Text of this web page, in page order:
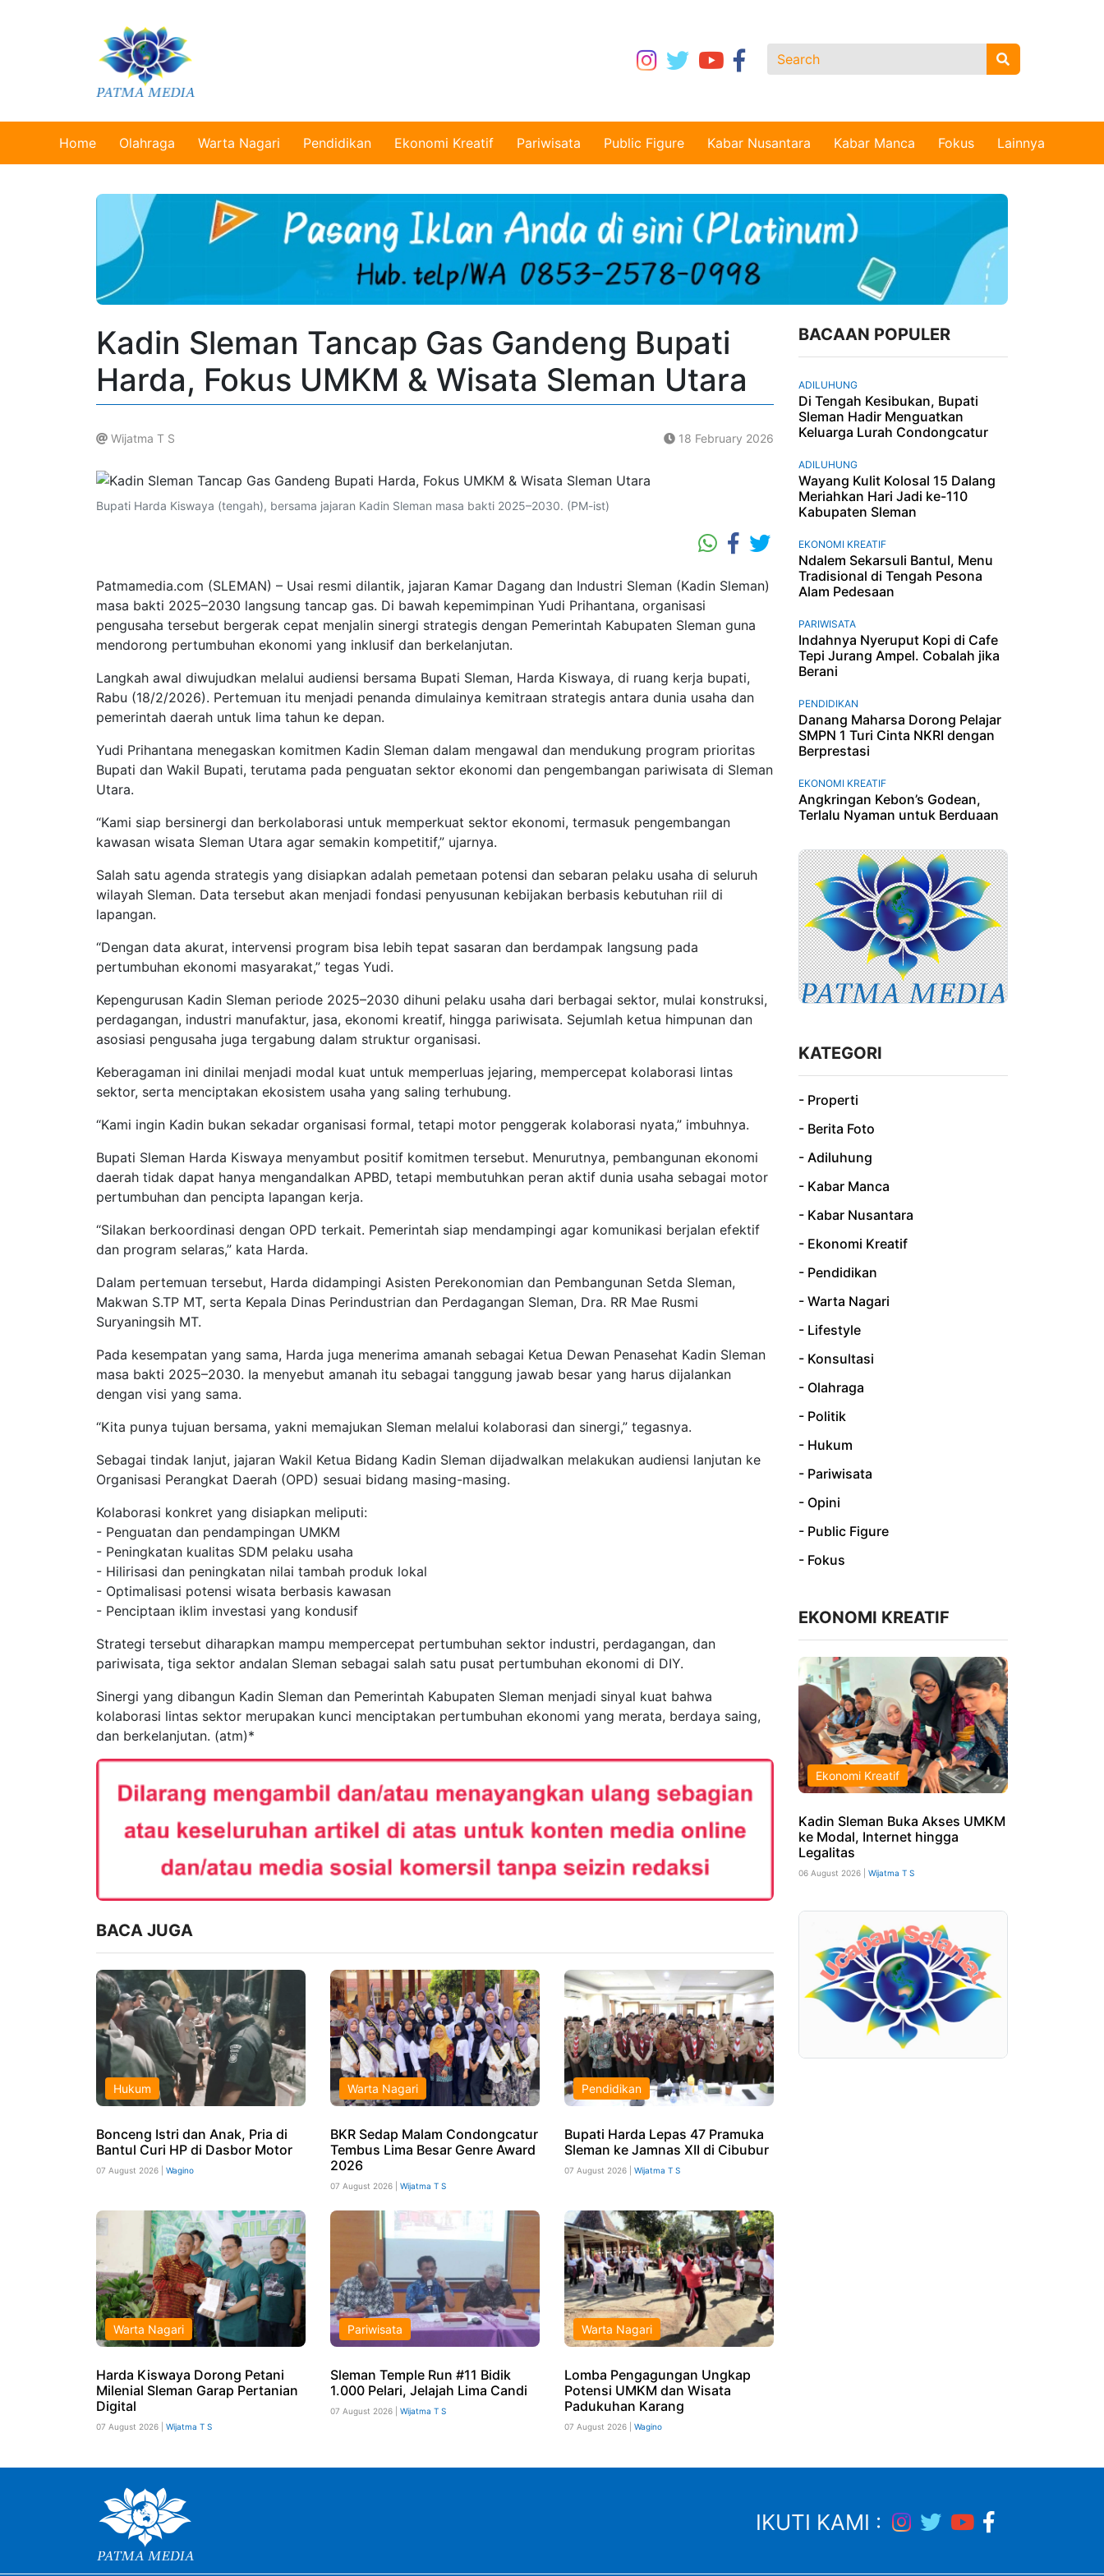
Home Olahraga Warta Nagari Pendidikan Ekonomi Kreatif Pariwisata Public Figure Kabar Nusantara Kabar Manca Fokus Lainnya
Kadin Sleman Tancap Gas Gandeng Bupati
Harda, Fokus UMKM & Wisata Sleman Utara
Wijatma T S 18 February 2026
Bupati Harda Kiswaya (tengah), bersama jajaran Kadin Sleman masa bakti 2025–2030. (PM-ist)
Patmamedia.com (SLEMAN) – Usai resmi dilantik, jajaran Kamar Dagang dan Industri Sleman (Kadin Sleman)
masa bakti 2025–2030 langsung tancap gas. Di bawah kepemimpinan Yudi Prihantana, organisasi
pengusaha tersebut bergerak cepat menjalin sinergi strategis dengan Pemerintah Kabupaten Sleman guna
mendorong pertumbuhan ekonomi yang inklusif dan berkelanjutan.
Langkah awal diwujudkan melalui audiensi bersama Bupati Sleman, Harda Kiswaya, di ruang kerja bupati,
Rabu (18/2/2026). Pertemuan itu menjadi penanda dimulainya kemitraan strategis antara dunia usaha dan
pemerintah daerah untuk lima tahun ke depan.
Yudi Prihantana menegaskan komitmen Kadin Sleman dalam mengawal dan mendukung program prioritas
Bupati dan Wakil Bupati, terutama pada penguatan sektor ekonomi dan pengembangan pariwisata di Sleman
Utara.
“Kami siap bersinergi dan berkolaborasi untuk memperkuat sektor ekonomi, termasuk pengembangan
kawasan wisata Sleman Utara agar semakin kompetitif,” ujarnya.
Salah satu agenda strategis yang disiapkan adalah pemetaan potensi dan sebaran pelaku usaha di seluruh
wilayah Sleman. Data tersebut akan menjadi fondasi penyusunan kebijakan berbasis kebutuhan riil di
lapangan.
“Dengan data akurat, intervensi program bisa lebih tepat sasaran dan berdampak langsung pada
pertumbuhan ekonomi masyarakat,” tegas Yudi.
Kepengurusan Kadin Sleman periode 2025–2030 dihuni pelaku usaha dari berbagai sektor, mulai konstruksi,
perdagangan, industri manufaktur, jasa, ekonomi kreatif, hingga pariwisata. Sejumlah ketua himpunan dan
asosiasi pengusaha juga tergabung dalam struktur organisasi.
Keberagaman ini dinilai menjadi modal kuat untuk memperluas jejaring, mempercepat kolaborasi lintas
sektor, serta menciptakan ekosistem usaha yang saling terhubung.
“Kami ingin Kadin bukan sekadar organisasi formal, tetapi motor penggerak kolaborasi nyata,” imbuhnya.
Bupati Sleman Harda Kiswaya menyambut positif komitmen tersebut. Menurutnya, pembangunan ekonomi
daerah tidak dapat hanya mengandalkan APBD, tetapi membutuhkan peran aktif dunia usaha sebagai motor
pertumbuhan dan pencipta lapangan kerja.
“Silakan berkoordinasi dengan OPD terkait. Pemerintah siap mendampingi agar komunikasi berjalan efektif
dan program selaras,” kata Harda.
Dalam pertemuan tersebut, Harda didampingi Asisten Perekonomian dan Pembangunan Setda Sleman,
Makwan S.TP MT, serta Kepala Dinas Perindustrian dan Perdagangan Sleman, Dra. RR Mae Rusmi
Suryaningsih MT.
Pada kesempatan yang sama, Harda juga menerima amanah sebagai Ketua Dewan Penasehat Kadin Sleman
masa bakti 2025–2030. Ia menyebut amanah itu sebagai tanggung jawab besar yang harus dijalankan
dengan visi yang sama.
“Kita punya tujuan bersama, yakni memajukan Sleman melalui kolaborasi dan sinergi,” tegasnya.
Sebagai tindak lanjut, jajaran Wakil Ketua Bidang Kadin Sleman dijadwalkan melakukan audiensi lanjutan ke
Organisasi Perangkat Daerah (OPD) sesuai bidang masing-masing.
Kolaborasi konkret yang disiapkan meliputi:
- Penguatan dan pendampingan UMKM
- Peningkatan kualitas SDM pelaku usaha
- Hilirisasi dan peningkatan nilai tambah produk lokal
- Optimalisasi potensi wisata berbasis kawasan
- Penciptaan iklim investasi yang kondusif
Strategi tersebut diharapkan mampu mempercepat pertumbuhan sektor industri, perdagangan, dan
pariwisata, tiga sektor andalan Sleman sebagai salah satu pusat pertumbuhan ekonomi di DIY.
Sinergi yang dibangun Kadin Sleman dan Pemerintah Kabupaten Sleman menjadi sinyal kuat bahwa
kolaborasi lintas sektor merupakan kunci menciptakan pertumbuhan ekonomi yang merata, berdaya saing,
dan berkelanjutan. (atm)*
BACA JUGA
Hukum
Bonceng Istri dan Anak, Pria di
Bantul Curi HP di Dasbor Motor
07 August 2026 | Wagino
Warta Nagari
BKR Sedap Malam Condongcatur
Tembus Lima Besar Genre Award
2026
07 August 2026 | Wijatma T S
Pendidikan
Bupati Harda Lepas 47 Pramuka
Sleman ke Jamnas XII di Cibubur
07 August 2026 | Wijatma T S
Warta Nagari
Harda Kiswaya Dorong Petani
Milenial Sleman Garap Pertanian
Digital
07 August 2026 | Wijatma T S
Pariwisata
Sleman Temple Run #11 Bidik
1.000 Pelari, Jelajah Lima Candi
07 August 2026 | Wijatma T S
Warta Nagari
Lomba Pengagungan Ungkap
Potensi UMKM dan Wisata
Padukuhan Karang
07 August 2026 | Wagino
BACAAN POPULER
ADILUHUNG
Di Tengah Kesibukan, Bupati
Sleman Hadir Menguatkan
Keluarga Lurah Condongcatur
ADILUHUNG
Wayang Kulit Kolosal 15 Dalang
Meriahkan Hari Jadi ke-110
Kabupaten Sleman
EKONOMI KREATIF
Ndalem Sekarsuli Bantul, Menu
Tradisional di Tengah Pesona
Alam Pedesaan
PARIWISATA
Indahnya Nyeruput Kopi di Cafe
Tepi Jurang Ampel. Cobalah jika
Berani
PENDIDIKAN
Danang Maharsa Dorong Pelajar
SMPN 1 Turi Cinta NKRI dengan
Berprestasi
EKONOMI KREATIF
Angkringan Kebon’s Godean,
Terlalu Nyaman untuk Berduaan
KATEGORI
- Properti
- Berita Foto
- Adiluhung
- Kabar Manca
- Kabar Nusantara
- Ekonomi Kreatif
- Pendidikan
- Warta Nagari
- Lifestyle
- Konsultasi
- Olahraga
- Politik
- Hukum
- Pariwisata
- Opini
- Public Figure
- Fokus
EKONOMI KREATIF
Ekonomi Kreatif
Kadin Sleman Buka Akses UMKM
ke Modal, Internet hingga
Legalitas
06 August 2026 | Wijatma T S
IKUTI KAMI :